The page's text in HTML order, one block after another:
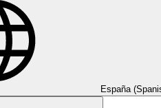
España